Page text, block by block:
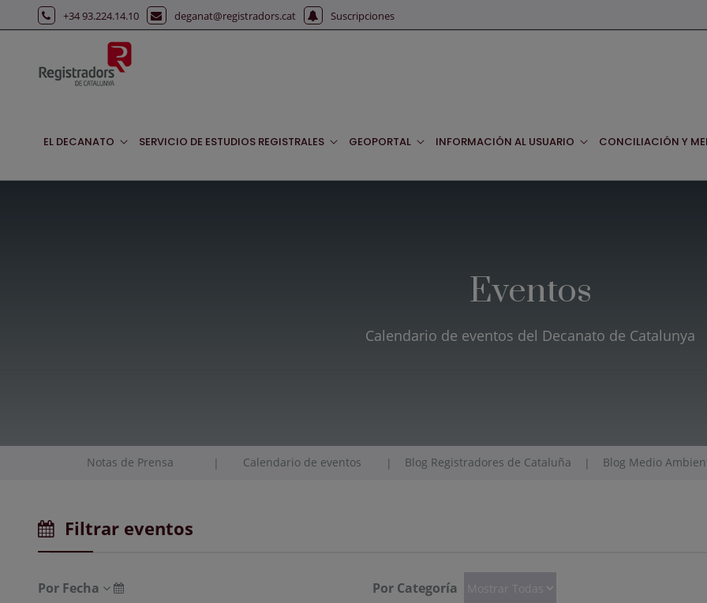
Saltar al contenido principal
+34 93.224.14.10 deganat@registradors.cat Suscripciones
EL DECANATO SERVICIO DE ESTUDIOS REGISTRALES GEOPORTAL INFORMACIÓN AL USUARIO CONCILIACIÓN Y
Eventos
Calendario de eventos del Decanato de Catalunya
Notas de Prensa | Calendario de eventos | Blog Registradores de Cataluña | Blog Medio
Filtrar eventos
Por Fecha Por Categoría